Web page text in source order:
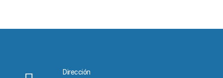
Dirección